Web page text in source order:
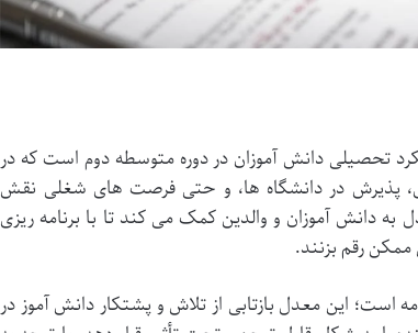
تحصیلی دانش آموزان در دوره متوسطه دوم است که در
پذیرش در دانشگاه ها، و حتی فرصت های شغلی نقش
دانش آموزان و والدین کمک می کند تا با برنامه ریزی
رقم بزنند.
است؛ این معدل بازتابی از تلاش و پشتکار دانش آموز در